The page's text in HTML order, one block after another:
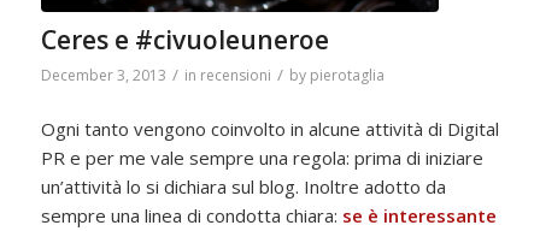
Ceres e #civuoleuneroe
December 3, 2013 / in recensioni / by pierotaglia
Ogni tanto vengono coinvolto in alcune attività di Digital
PR e per me vale sempre una regola: prima di iniziare
un’attività lo si dichiara sul blog. Inoltre adotto da
sempre una linea di condotta chiara: se è interessante